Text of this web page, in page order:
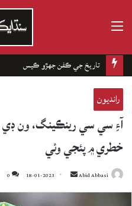
تاريخ جي ڪفن جھڙو ڪيس
رانديون
آءِ سي سي رينڪينگ، ون ڊي
خطري ۾ پئجي وئي
Abid Abbasi
Send
an
18-01-2023
0